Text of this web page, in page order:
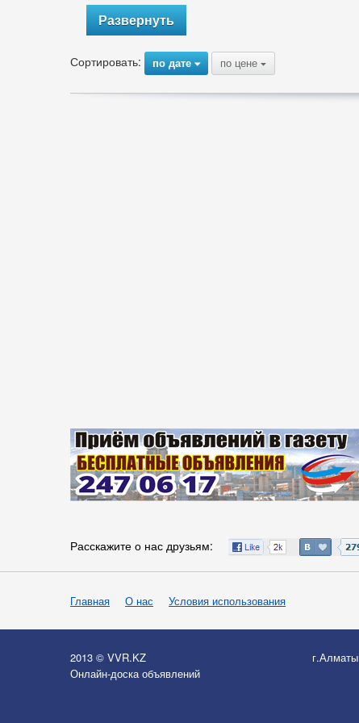
Развернуть
Сортировать: по дате{ по цене {
Расскажите о нас друзьям:
Главная О нас Условия использования
2013 © VVR.KZ
Онлайн-доска объявлений
г.Алматы